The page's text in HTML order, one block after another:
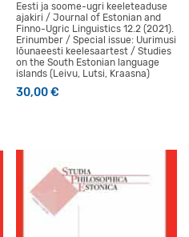
Eesti ja soome-ugri keeleteaduse
ajakiri / Journal of Estonian and
Finno-Ugric Linguistics 12.2 (2021).
Erinumber / Special issue: Uurimusi
lõunaeesti keelesaartest / Studies
on the South Estonian language
islands (Leivu, Lutsi, Kraasna)
30,00€